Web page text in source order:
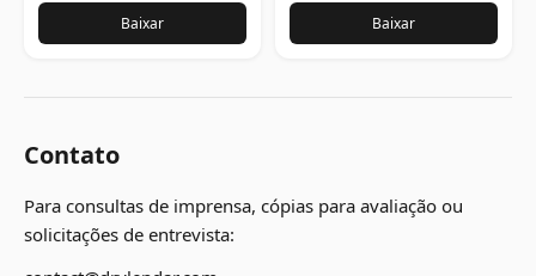
Baixar Baixar
Contato
Para consultas de imprensa, cópias para avaliação ou
solicitações de entrevista: